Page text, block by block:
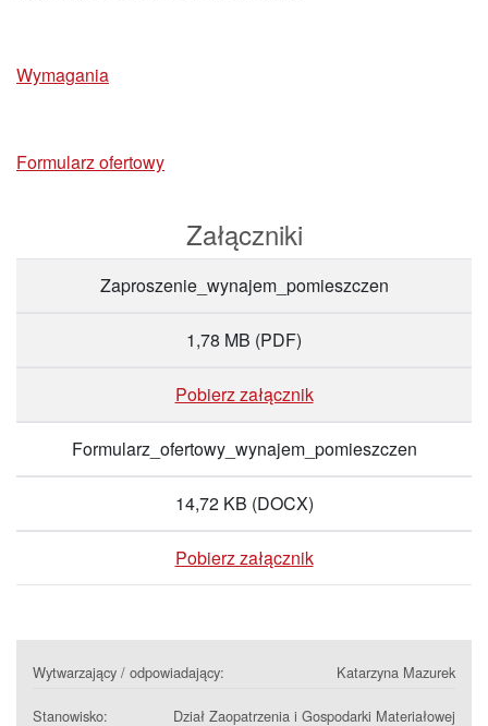
Wymagania
Formularz ofertowy
Załączniki
Zaproszenie_wynajem_pomieszczen
1,78 MB (PDF)
Pobierz załącznik
Formularz_ofertowy_wynajem_pomieszczen
14,72 KB (DOCX)
Pobierz załącznik
Wytwarzający / odpowiadający: Katarzyna Mazurek
Stanowisko: Dział Zaopatrzenia i Gospodarki Materiałowej